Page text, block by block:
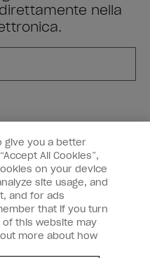
direttamente nella
give you a better
All Cookies”,
on your device
site usage, and
and for ads
that if you turn
this website may
more about how